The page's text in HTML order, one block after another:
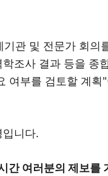
관 및 전문가 회의
조사 결과 등을 종
여부를 검토할 계획
니다.
간 여러분의 제보를